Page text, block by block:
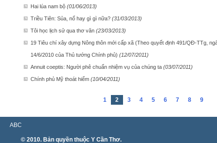
Hai lúa nam bộ (01/06/2013)
Triều Tiên: Sủa, nổ hay gì gì nữa? (31/03/2013)
Tôi học lịch sử qua thơ văn (23/03/2013)
19 Tiêu chí xây dựng Nông thôn mới cấp xã (Theo quyết định 491/QĐ-TTg,
14/6/2010 của Thủ tướng Chính phủ) (12/07/2011)
Annuit coeptis: Người phê chuẩn nhiệm vụ của chúng ta (03/07/2011)
Chính phủ Mỹ thoát hiểm (10/04/2011)
1 2 3 4 5 6 7 8 9
ABC
© 2010. Bản quyền thuộc Y Cần Thơ.